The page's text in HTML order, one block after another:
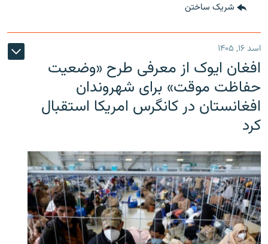
شریک ساختن
اسد ۱۶, ۱۴۰۵
افغان ایوک از معرفی طرح «وضعیت
حفاظت موقت» برای شهروندان
افغانستان در کانگرس امریکا استقبال
کرد